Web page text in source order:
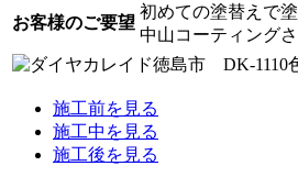
お客様のご要望
初めての塗替えで
中山コーティング
施工前を見る
施工中を見る
施工後を見る